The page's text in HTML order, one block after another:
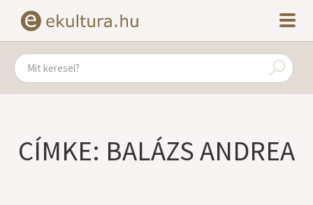
CÍMKE: BALÁZS ANDREA